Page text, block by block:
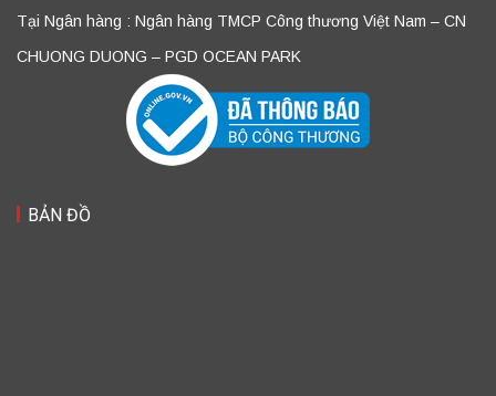
Tại Ngân hàng : Ngân hàng TMCP Công thương Việt Nam – CN
CHUONG DUONG – PGD OCEAN PARK
BẢN ĐỒ